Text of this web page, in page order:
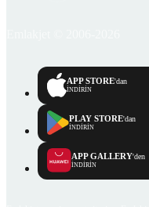
APP STORE'dan
İNDİRİN
PLAY STORE'dan
İNDİRİN
APP GALLERY'den
İNDİRİN